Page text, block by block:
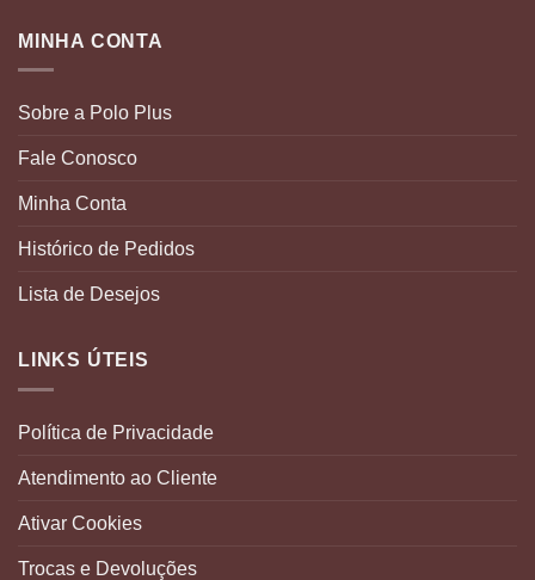
MINHA CONTA
Sobre a Polo Plus
Fale Conosco
Minha Conta
Histórico de Pedidos
Lista de Desejos
LINKS ÚTEIS
Política de Privacidade
Atendimento ao Cliente
Ativar Cookies
Trocas e Devoluções